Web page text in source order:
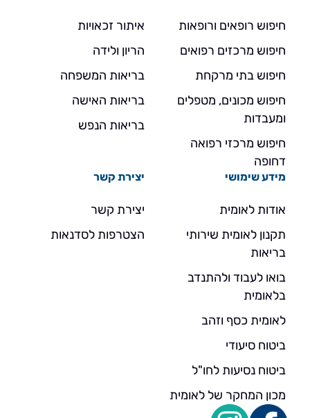
חיפוש רופאים ורופאות
חיפוש מרכזים רפואים
חיפוש בתי מרקחת
חיפוש מכונים, מטפלים
ומעבדות
חיפוש מרכזי רפואה
דחופה
איתור זכאויות
הריון ולידה
בריאות המשפחה
בריאות האישה
בריאות הנפש
מידע שימושי
אודות לאומית
תקנון לאומית שירותי
בריאות
בואו לעבוד ולהתנדב
בלאומית
לאומית כסף וזהב
ביטוח סיעודי
ביטוח נסיעות לחו"ל
מכון המחקר של לאומית
יצירת קשר
יצירת קשר
הצטרפות לסדנאות